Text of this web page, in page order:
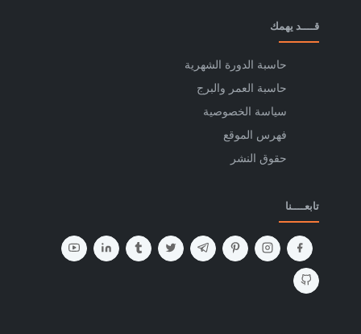
قــــد يهمك
حاسبة الدورة الشهرية
حاسبة العمر والبرج
سياسة الخصوصية
فهرس الموقع
حقوق النشر
تابعــــنا